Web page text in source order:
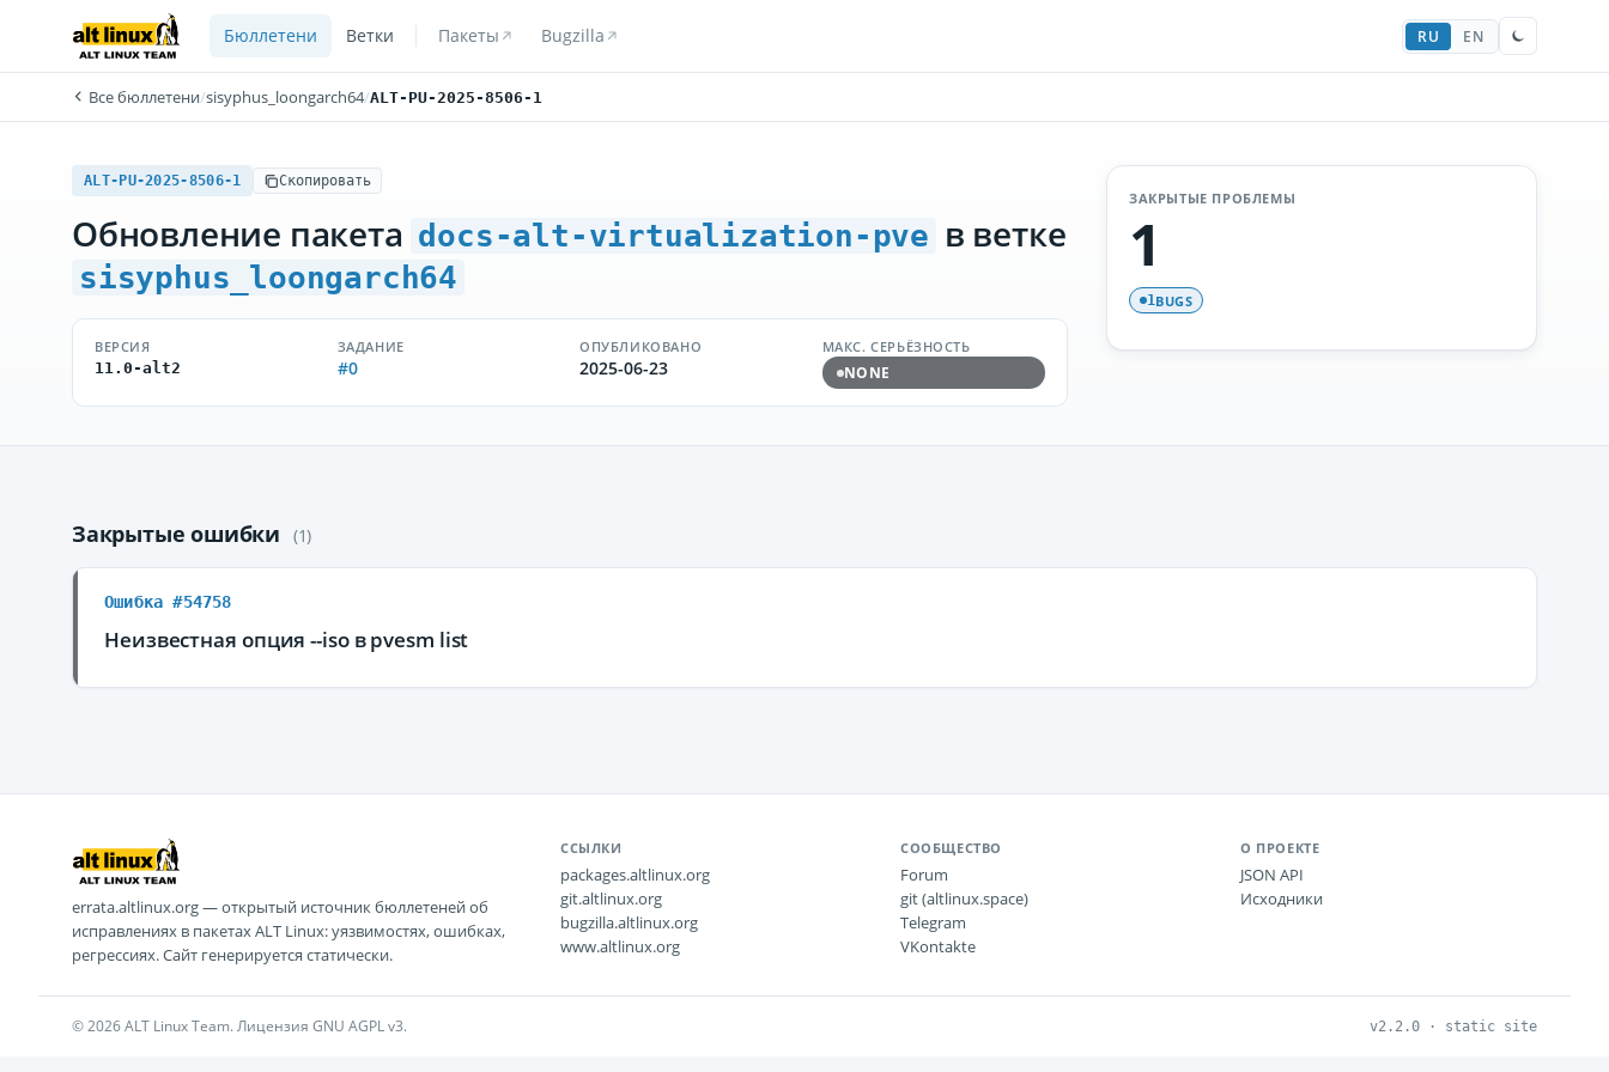
Бюллетени Ветки Пакеты Bugzilla RU EN
Все бюллетени/sisyphus_loongarch64/ALT-PU-2025-8506-1
ALT-PU-2025-8506-1 Скопировать
Обновление пакета docs-alt-virtualization-pve в ветке
sisyphus_loongarch64
ВЕРСИЯ
11.0-alt2
ЗАДАНИЕ
#0
ОПУБЛИКОВАНО
2025-06-23
МАКС. СЕРЬЁЗНОСТЬ
NONE
ЗАКРЫТЫЕ ПРОБЛЕМЫ
1
1BUGS
Закрытые ошибки (1)
Ошибка #54758
Неизвестная опция --iso в pvesm list
errata.altlinux.org — открытый источник бюллетеней об
исправлениях в пакетах ALT Linux: уязвимостях, ошибках,
регрессиях. Сайт генерируется статически.
ССЫЛКИ
packages.altlinux.org
git.altlinux.org
bugzilla.altlinux.org
www.altlinux.org
СООБЩЕСТВО
Forum
git (altlinux.space)
Telegram
VKontakte
О ПРОЕКТЕ
JSON API
Исходники
© 2026 ALT Linux Team. Лицензия GNU AGPL v3. v2.2.0 · static site